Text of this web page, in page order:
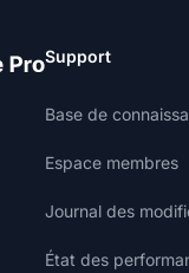
Support
Base de
Espace membres
Journal des
État des